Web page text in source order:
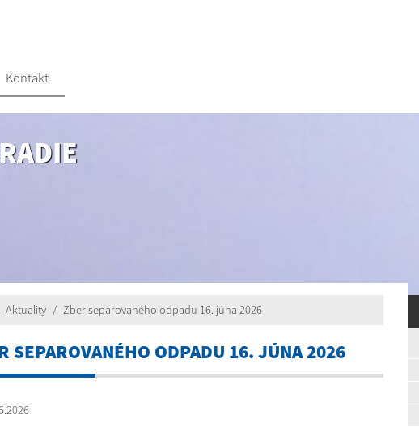
Kontakt
Aktuality Zber separovaného odpadu 16. júna 2026
SEPAROVANÉHO ODPADU 16. JÚNA 2026